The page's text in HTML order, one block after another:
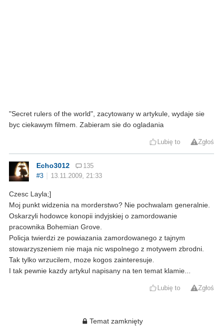
"Secret rulers of the world", zacytowany w artykule, wydaje sie
byc ciekawym filmem. Zabieram sie do ogladania
Lubię to Zgłoś
Echo3012
135
#3
13.11.2009, 21:33
Czesc Layla;]
Moj punkt widzenia na morderstwo? Nie pochwalam generalnie.
Oskarzyli hodowce konopii indyjskiej o zamordowanie
pracownika Bohemian Grove.
Policja twierdzi ze powiazania zamordowanego z tajnym
stowarzyszeniem nie maja nic wspolnego z motywem zbrodni.
Tak tylko wrzucilem, moze kogos zainteresuje.
I tak pewnie kazdy artykul napisany na ten temat klamie...
Lubię to Zgłoś
Temat zamknięty